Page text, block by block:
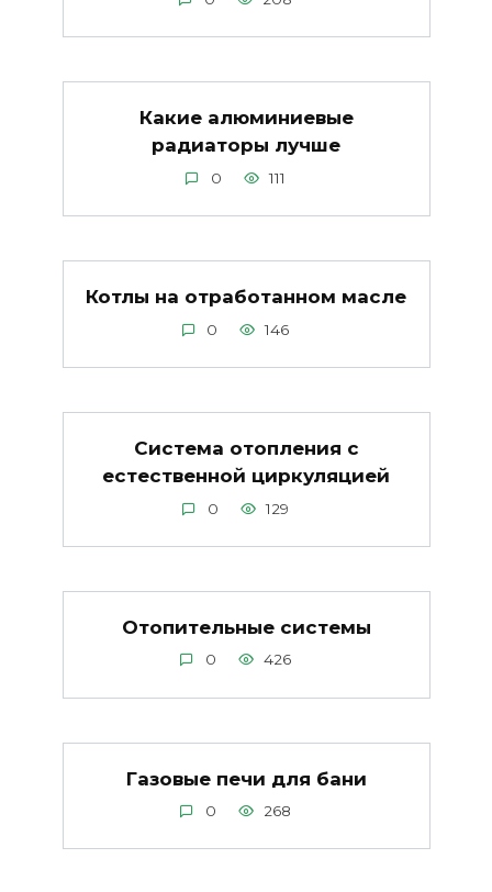
Какие алюминиевые
радиаторы лучше
0 111
Котлы на отработанном масле
0 146
Система отопления с
естественной циркуляцией
0 129
Отопительные системы
0 426
Газовые печи для бани
0 268